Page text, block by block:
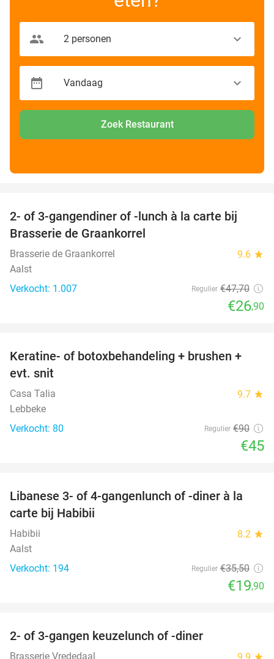
Zoek Restaurant
44%
2- of 3-gangendiner of -lunch à la carte bij
Brasserie de Graankorrel
Brasserie de Graankorrel 9.6 star
Aalst
Verkocht: 1.007
Regulier €47,70
€26,90
50%
Keratine- of botoxbehandeling + brushen +
evt. snit
Casa Talia 9.7 star
Lebbeke
Verkocht: 80
Regulier €90
€45
44%
Libanese 3- of 4-gangenlunch of -diner à la
carte bij Habibii
Habibii 8.2 star
Aalst
Verkocht: 194
Regulier €35,50
€19,90
2- of 3-gangen keuzelunch of -diner
Brasserie Vrededaal star